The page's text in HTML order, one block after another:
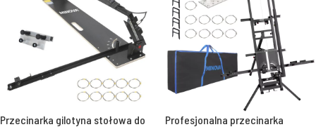
Przecinarka gilotyna stołowa do
Profesjonalna przecinarka